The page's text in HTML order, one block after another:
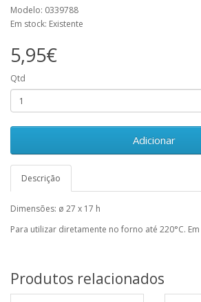
Modelo: 0339788
Em stock: Existente
5,95€
Qtd
Adicionar
Descrição
Dimensões: ø 27 x 17 h
Para utilizar diretamente no forno até 220°C.
Produtos relacionados